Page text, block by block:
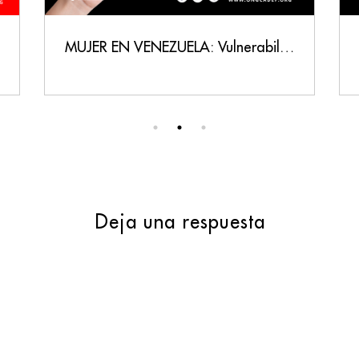
MUJER EN VENEZUELA: Vulnerabilidad, Persecución y un Llamado a la Justicia
Deja una respuesta